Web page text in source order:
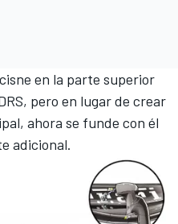
en la parte superior
pero en lugar de crear
ahora se funde con él
adicional.